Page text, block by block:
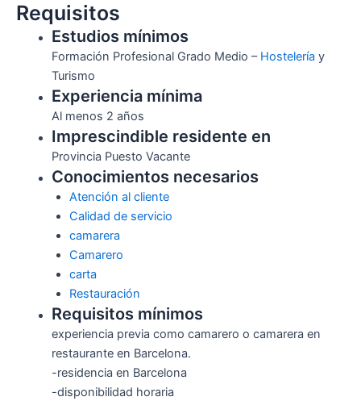
Requisitos
Estudios mínimos
Formación Profesional Grado Medio – Hostelería y
Turismo
Experiencia mínima
Al menos 2 años
Imprescindible residente en
Provincia Puesto Vacante
Conocimientos necesarios
Atención al cliente
Calidad de servicio
camarera
Camarero
carta
Restauración
Requisitos mínimos
experiencia previa como camarero o camarera en
restaurante en Barcelona.
-residencia en Barcelona
-disponibilidad horaria